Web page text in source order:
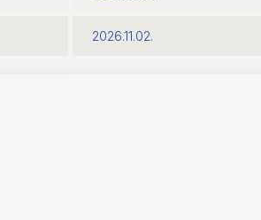
2026.11.02.